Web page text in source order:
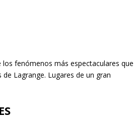
fenómenos más espectaculares que
Lagrange. Lugares de un gran